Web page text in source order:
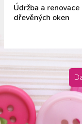
Údržba a renovace
dřevěných oken